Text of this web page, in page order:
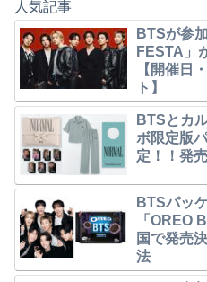
人気記事
BTSが参
FESTA」
【開催日
ト】
BTSとカ
ボ限定版
定！！発
BTSパッ
「OREO
国で発売
法